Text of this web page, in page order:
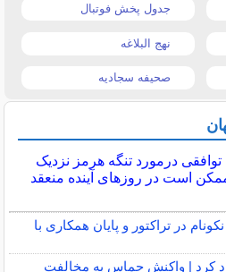
جدول پخش فوتبال
نهج البلاغه
صحیفه سجادیه
درمورد تنگه هرمز نزدیک
است در روزهای آینده منعقد
در تراکتور و پایان همکاری با
غزه را رد کرد | واکنش حماس به مخالفت